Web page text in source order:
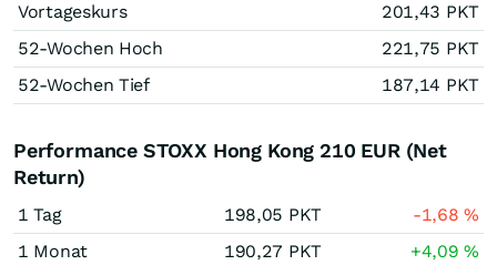
Vortageskurs
201,43 PKT
52-Wochen Hoch
221,75 PKT
52-Wochen Tief
187,14 PKT
Performance STOXX Hong Kong 210 EUR (Net
Return)
1 Tag 198,05 PKT -1,68%
1 Monat
190,27 PKT +4,09%